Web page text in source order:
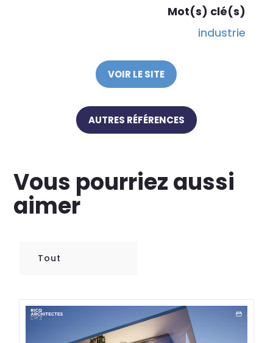
Mot(s) clé(s)
industrie
VOIR LE SITE
AUTRES RÉFÉRENCES
Vous pourriez aussi
aimer
Tout